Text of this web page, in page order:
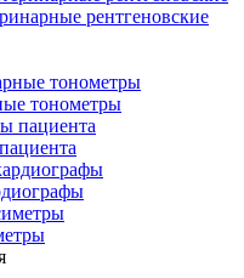
рентгеновские
тонометры